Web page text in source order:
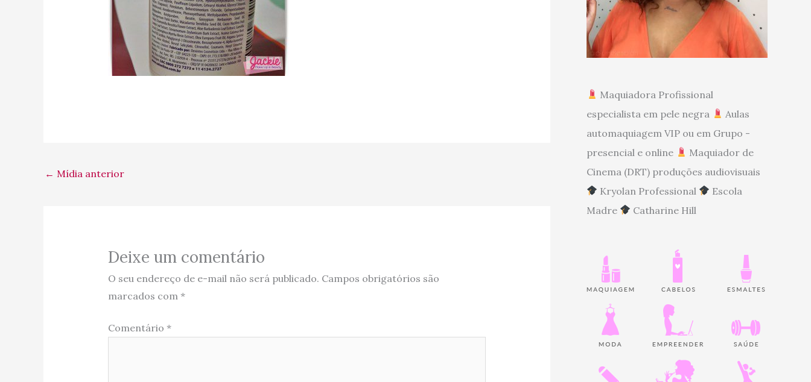
← Mídia anterior
Deixe um comentário
O seu endereço de e-mail não será publicado. Campos obrigatórios são
marcados com *
Comentário *
Maquiadora Profissional
especialista em pele negra
Aulas
automaquiagem VIP ou em Grupo -
presencial e online
Maquiador de
Cinema (DRT) produções audiovisuais
Kryolan Professional
Escola
Madre
Catharine Hill